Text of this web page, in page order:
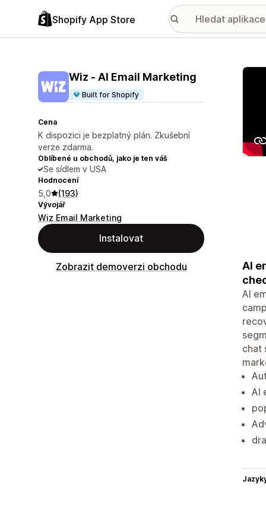
Shopify App Store
Wiz ‑ AI Email Marketing
Built for Shopify
Cena
K dispozici je bezplatný plán. Zkušební
verze zdarma.
Oblíbené u obchodů, jako je ten váš
Se sídlem v USA
Hodnocení
5,0 (193)
Vývojář
Wiz Email Marketing
Instalovat
Zobrazit demoverzi obchodu
AI
AI
chat
AI